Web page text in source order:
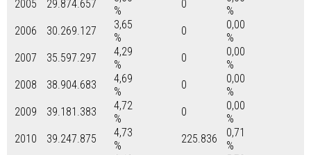
2005
29.874.657
%
0
%
2006
30.269.127
3,65
%
0
0,00
%
2007
35.597.297
4,29
%
0
0,00
%
2008
38.904.683
4,69
%
0
0,00
%
2009
39.181.383
4,72
%
0
0,00
%
2010
39.247.875
4,73
%
225.836
0,71
%